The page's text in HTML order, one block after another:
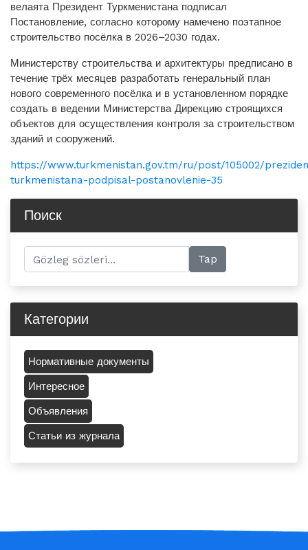
велаята Президент Туркменистана подписал
Постановление, согласно которому намечено поэтапное
строительство посёлка в 2026–2030 годах.
Министерству строительства и архитектуры предписано в
течение трёх месяцев разработать генеральный план
нового современного посёлка и в установленном порядке
создать в ведении Министерства Дирекцию строящихся
объектов для осуществления контроля за строительством
зданий и сооружений.
https://www.turkmenistan.gov.tm/ru/post/105002/
turkmenistana-podpisal-postanovlenie-35
Поиск
Категории
Нормативные документы
Интересное
Объявления
Статьи из журнала